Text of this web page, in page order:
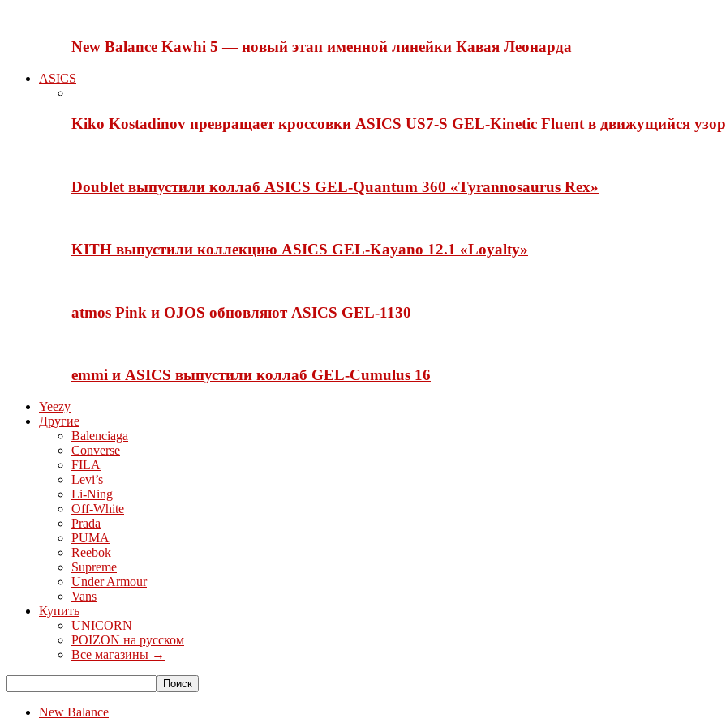
New Balance Kawhi 5 — новый этап именной линейки Кавая Леонарда
ASICS
Kiko Kostadinov превращает кроссовки ASICS US7-S GEL-Kinetic Fluent в движущийся узор
Doublet выпустили коллаб ASICS GEL-Quantum 360 «Tyrannosaurus Rex»
KITH выпустили коллекцию ASICS GEL-Kayano 12.1 «Loyalty»
atmos Pink и OJOS обновляют ASICS GEL-1130
emmi и ASICS выпустили коллаб GEL-Cumulus 16
Yeezy
Другие
Balenciaga
Converse
FILA
Levi’s
Li-Ning
Off-White
Prada
PUMA
Reebok
Supreme
Under Armour
Vans
Купить
UNICORN
POIZON на русском
Все магазины →
New Balance